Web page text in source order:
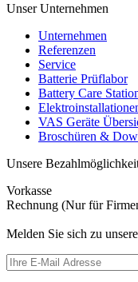
Unser Unternehmen
Unternehmen
Referenzen
Service
Batterie Prüflabor
Battery Care
VAS Geräte
Broschüren &
Unsere
Vorkasse
Rechnung (Nur für
Melden Sie sich zu